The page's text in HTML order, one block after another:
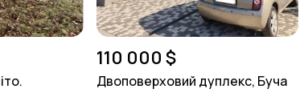
110 000 $
Двоповерховий дуплекс, Буча